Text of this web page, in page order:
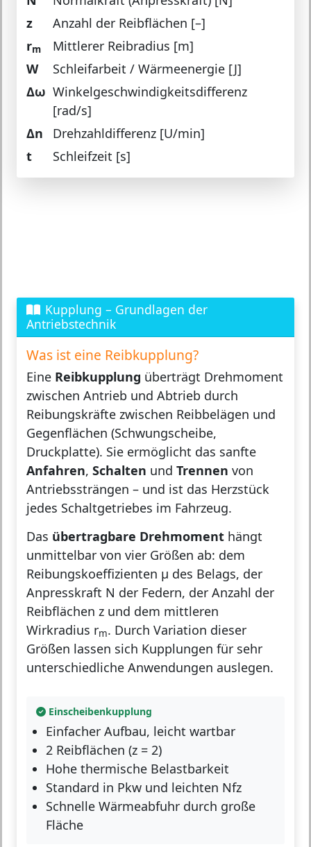
z
Anzahl der Reibflächen [–]
rm
Mittlerer Reibradius [m]
W
Schleifarbeit / Wärmeenergie [J]
Δω Winkelgeschwindigkeitsdifferenz
[rad/s]
Δn
Drehzahldifferenz [U/min]
t
Schleifzeit [s]
Kupplung – Grundlagen der
Antriebstechnik
Was ist eine Reibkupplung?
Eine Reibkupplung überträgt Drehmoment
zwischen Antrieb und Abtrieb durch
Reibungskräfte zwischen Reibbelägen und
Gegenflächen (Schwungscheibe,
Druckplatte). Sie ermöglicht das sanfte
Anfahren, Schalten und Trennen von
Antriebssträngen – und ist das Herzstück
jedes Schaltgetriebes im Fahrzeug.
Das übertragbare Drehmoment hängt
unmittelbar von vier Größen ab: dem
Reibungskoeffizienten μ des Belags, der
Anpresskraft N der Federn, der Anzahl der
Reibflächen z und dem mittleren
Wirkradius rm. Durch Variation dieser
Größen lassen sich Kupplungen für sehr
unterschiedliche Anwendungen auslegen.
Einscheibenkupplung
Einfacher Aufbau, leicht wartbar
2 Reibflächen (z = 2)
Hohe thermische Belastbarkeit
Standard in Pkw und leichten Nfz
Schnelle Wärmeabfuhr durch große
Fläche